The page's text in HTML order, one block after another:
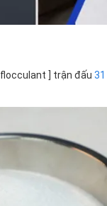
] trận đấu 31